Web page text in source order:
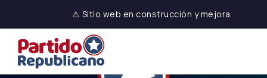
⚠ Sitio web en construcción y mejora